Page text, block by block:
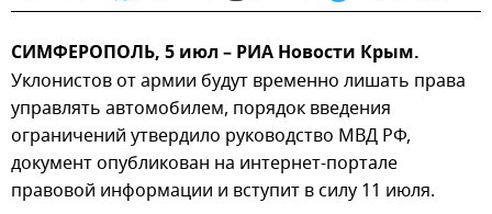
СИМФЕРОПОЛЬ, 5 июл – РИА Новости Крым.
Уклонистов от армии будут временно лишать права
управлять автомобилем, порядок введения
ограничений утвердило руководство МВД РФ,
документ опубликован на интернет-портале
правовой информации и вступит в силу 11 июля.